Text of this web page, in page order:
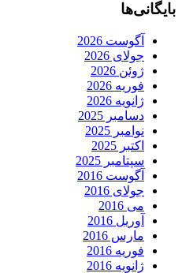
بایگانی‌ها
آگوست 2026
جولای 2026
ژوئن 2026
فوریه 2026
ژانویه 2026
دسامبر 2025
نوامبر 2025
اکتبر 2025
سپتامبر 2025
آگوست 2016
جولای 2016
می 2016
آوریل 2016
مارس 2016
فوریه 2016
ژانویه 2016